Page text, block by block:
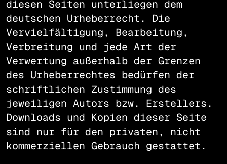
diesen Seiten unterliegen dem
deutschen Urheberrecht. Die
Vervielfältigung, Bearbeitung,
Verbreitung und jede Art der
Verwertung außerhalb der Grenzen
des Urheberrechtes bedürfen der
schriftlichen Zustimmung des
jeweiligen Autors bzw. Erstellers.
Downloads und Kopien dieser Seite
sind nur für den privaten, nicht
kommerziellen Gebrauch gestattet.